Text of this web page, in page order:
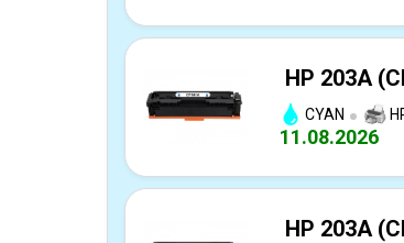
HP 203A
CYAN
11.08.2026
HP 203A